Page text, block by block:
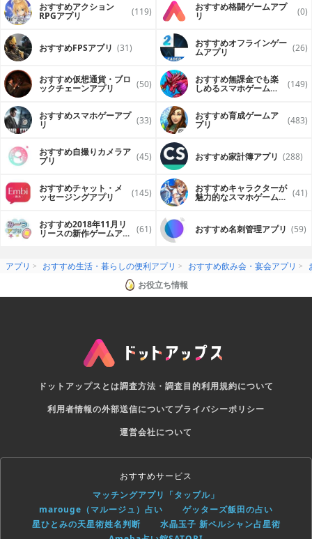
おすすめアクション
RPGアプリ (119) おすすめ格闘ゲームアプ
リ (0)
おすすめFPSアプリ (31) おすすめオフラインゲー
ムアプリ (26)
おすすめ仮想通貨・ブロ
ックチェーンアプリ (50) おすすめ無課金でも楽
しめるスマホゲームア (149)
おすすめスマホゲーアプ
リ (33) おすすめ育成ゲームア
プリ (483)
おすすめ自撮りカメラア
プリ (45) おすすめ家計簿アプリ (288)
おすすめチャット・メ
ッセージングアプリ (145) おすすめキャラクターが
魅力的なスマホゲームア (41)
おすすめ2018年11月リ
リースの新作ゲームアプ (61) おすすめ名刺管理アプリ (59)
アプリ おすすめ生活・暮らしの便利アプリ おすすめ飲み会・宴会アプリ
お役立ち情報
ドットアップスとは調査方法・調査目的利用規約について
利用者情報の外部送信についてプライバシーポリシー
運営会社について
おすすめサービス
マッチングアプリ「タップル」
marouge（マルージュ）占い
ゲッターズ飯田の占い
星ひとみの天星術姓名判断
水晶玉子 新ペルシャン占星術